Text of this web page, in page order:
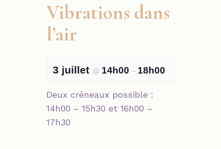
Vibrations dans
l’air
3 juillet @ 14h00 – 18h00
Deux créneaux possible :
14h00 – 15h30 et 16h00 –
17h30